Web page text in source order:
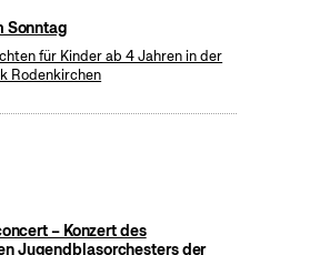
Sonntag
für Kinder ab 4 Jahren in der
Rodenkirchen
– Konzert des
Jugendblasorchesters der